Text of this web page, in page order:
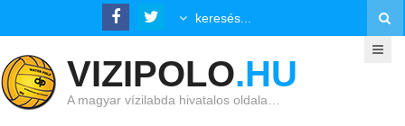
VIZIPOLO.HU
A magyar vízilabda hivatalos oldala…